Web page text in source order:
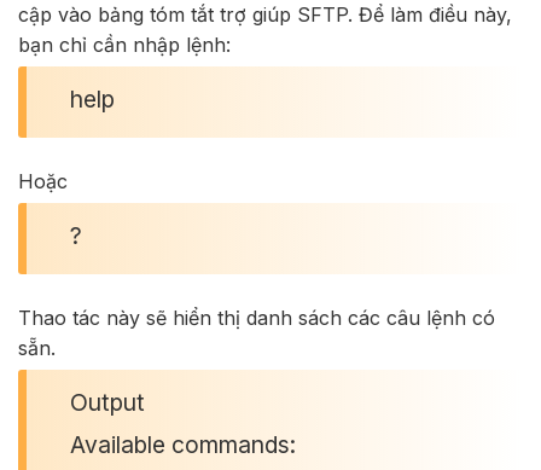
cập vào bảng tóm tắt trợ giúp SFTP. Để làm điều này,
bạn chỉ cần nhập lệnh:
help
Hoặc
?
Thao tác này sẽ hiển thị danh sách các câu lệnh có
sẵn.
Output
Available commands: